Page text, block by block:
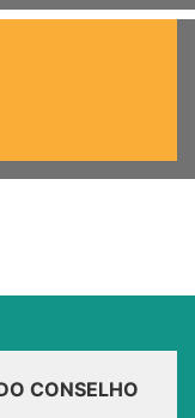
CONSELHO